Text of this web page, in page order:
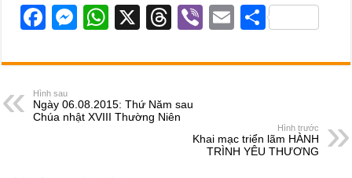
F
c
e
b
M
ss
n
W
at
A
X
T
e
d
Vi
er
E
ail
S
ar
Hình sau
Ngày 06.08.2015: Thứ Năm sau
Chúa nhật XVIII Thường Niên
Hình trước
Khai mạc triển lãm HÀNH
TRÌNH YÊU THƯƠNG